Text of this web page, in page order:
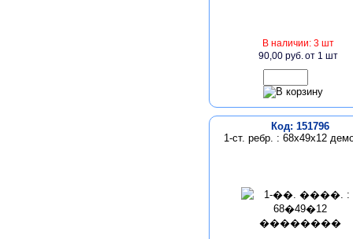
В наличии: 3 шт
90,00 руб.от 1 шт
Код: 151796
1-ст. ребр. : 68х49х12